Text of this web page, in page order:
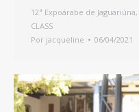
12ª Expoárabe de Jaguariúna,
CLASS
Por jacqueline 06/04/2021